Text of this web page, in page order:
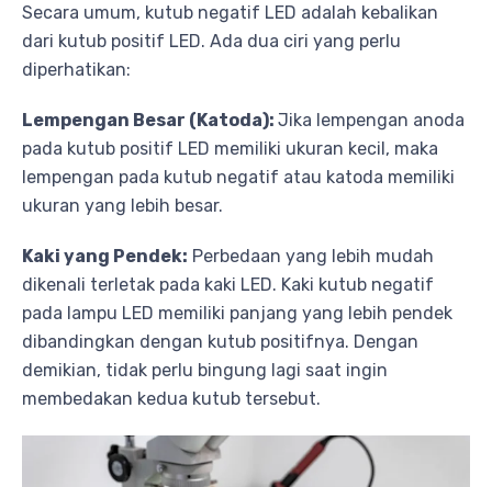
Secara umum, kutub negatif LED adalah kebalikan
dari kutub positif LED. Ada dua ciri yang perlu
diperhatikan:
Lempengan Besar (Katoda): Jika lempengan anoda
pada kutub positif LED memiliki ukuran kecil, maka
lempengan pada kutub negatif atau katoda memiliki
ukuran yang lebih besar.
Kaki yang Pendek: Perbedaan yang lebih mudah
dikenali terletak pada kaki LED. Kaki kutub negatif
pada lampu LED memiliki panjang yang lebih pendek
dibandingkan dengan kutub positifnya. Dengan
demikian, tidak perlu bingung lagi saat ingin
membedakan kedua kutub tersebut.